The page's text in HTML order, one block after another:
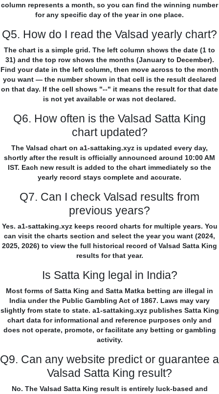
column represents a month, so you can find the winning number
for any specific day of the year in one place.
Q5. How do I read the Valsad yearly chart?
The chart is a simple grid. The left column shows the date (1 to
31) and the top row shows the months (January to December).
Find your date in the left column, then move across to the month
you want — the number shown in that cell is the result declared
on that day. If the cell shows "--" it means the result for that date
is not yet available or was not declared.
Q6. How often is the Valsad Satta King
chart updated?
The Valsad chart on a1-sattaking.xyz is updated every day,
shortly after the result is officially announced around 10:00 AM
IST. Each new result is added to the chart immediately so the
yearly record stays complete and accurate.
Q7. Can I check Valsad results from
previous years?
Yes. a1-sattaking.xyz keeps record charts for multiple years. You
can visit the charts section and select the year you want (2024,
2025, 2026) to view the full historical record of Valsad Satta King
results for that year.
Is Satta King legal in India?
Most forms of Satta King and Satta Matka betting are illegal in
India under the Public Gambling Act of 1867. Laws may vary
slightly from state to state. a1-sattaking.xyz publishes Satta King
chart data for informational and reference purposes only and
does not operate, promote, or facilitate any betting or gambling
activity.
Q9. Can any website predict or guarantee a
Valsad Satta King result?
No. The Valsad Satta King result is entirely luck-based and